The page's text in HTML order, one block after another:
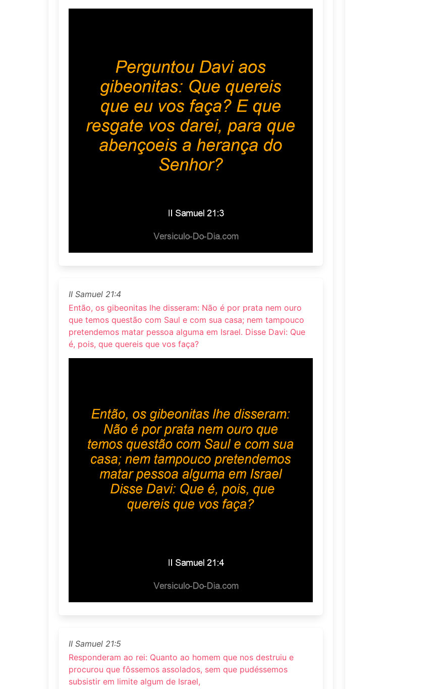
II Samuel 21:4
Então, os gibeonitas lhe disseram: Não é por prata nem ouro
que temos questão com Saul e com sua casa; nem tampouco
pretendemos matar pessoa alguma em Israel. Disse Davi: Que
é, pois, que quereis que vos faça?
II Samuel 21:5
Responderam ao rei: Quanto ao homem que nos destruiu e
procurou que fôssemos assolados, sem que pudéssemos
subsistir em limite algum de Israel,